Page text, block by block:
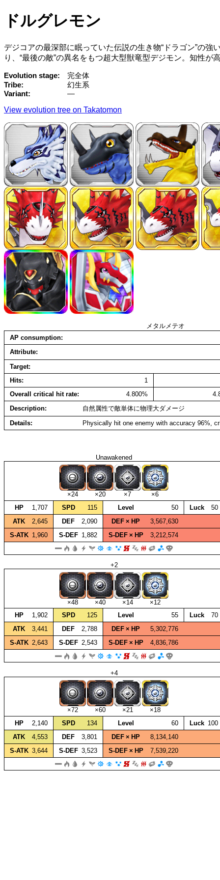
ドルグレモン
デジコアの最深部に眠っていた伝説の生き物“ドラゴン”の
り、“最後の敵”の異名をもつ超大型獣竜型デジモン。知性
Evolution stage
完全体
Tribe
幻生系
Variant
—
View evolution tree on Takatomon
メタルメテオ
AP consumption
Attribute
Target
Hits
1
Overall critical hit rate
4.800%
Description
自然属性で敵単体に物理大ダメージ
Details
Physically hit one enemy with accuracy 96%,
Unawakened
×24 ×20 ×7
×6
HP
1,707 SPD 115 Level 50 Luck
50
ATK
2,645 DEF 2,090 DEF × HP
3,567,630
S‑ATK 1,960 S‑DEF 1,882 S‑DEF × HP 3,212,574
+2
×48 ×40 ×14
×12
HP
1,902 SPD 125 Level 55 Luck
70
ATK
3,441 DEF 2,788 DEF × HP
5,302,776
S‑ATK 2,643 S‑DEF 2,543 S‑DEF × HP 4,836,786
+4
×72 ×60 ×21
×18
HP
2,140 SPD 134 Level 60 Luck 100
ATK
4,553 DEF 3,801 DEF × HP
8,134,140
S‑ATK 3,644 S‑DEF 3,523 S‑DEF × HP 7,539,220